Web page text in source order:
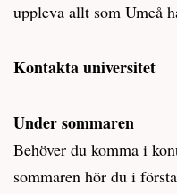
uppleva allt som Umeå
Kontakta universitet
Under sommaren
Behöver du komma i
sommaren hör du i